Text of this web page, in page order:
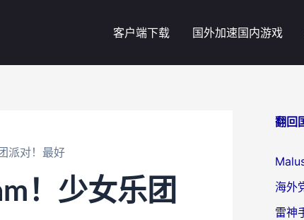
客户端下载 国外加速国内游戏
派对！最好
！少女乐团
翻回